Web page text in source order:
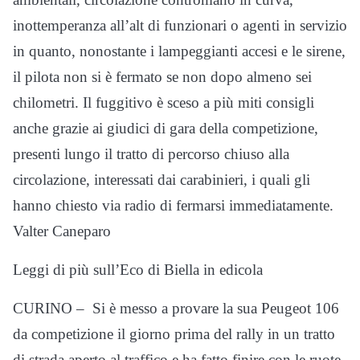
inottemperanza all’alt di funzionari o agenti in servizio
in quanto, nonostante i lampeggianti accesi e le sirene,
il pilota non si è fermato se non dopo almeno sei
chilometri. Il fuggitivo è sceso a più miti consigli
anche grazie ai giudici di gara della competizione,
presenti lungo il tratto di percorso chiuso alla
circolazione, interessati dai carabinieri, i quali gli
hanno chiesto via radio di fermarsi immediatamente.
Valter Caneparo
Leggi di più sull’Eco di Biella in edicola
CURINO – Si è messo a provare la sua Peugeot 106
da competizione il giorno prima del rally in un tratto